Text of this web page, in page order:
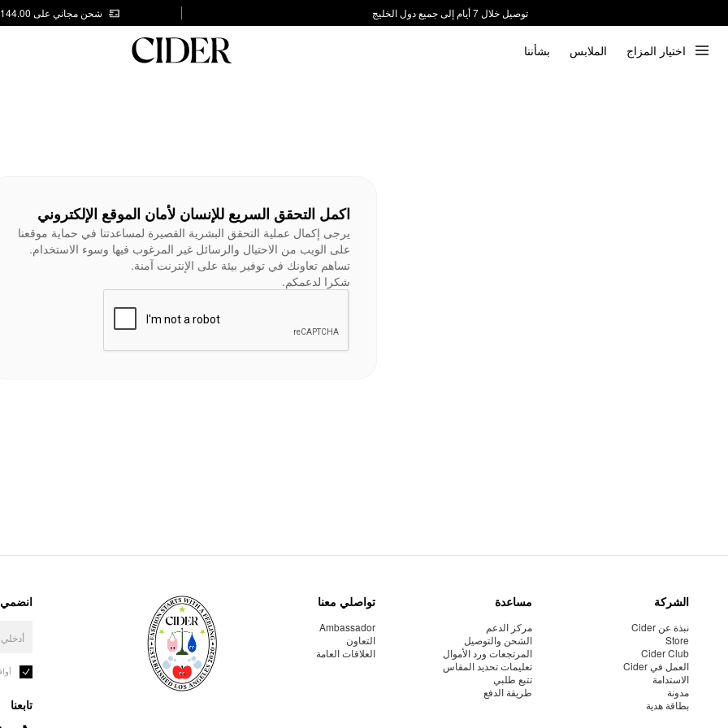
توصيل خلال 7 أيام إلى جميع دول الخليج
شحن مجاني على AED 144.00
اختيار المزاج الملابس بشأننا
اكمل التحقق السريع للإنسان لأمان الموقع الإلكتروني
يرجى إكمال عملية التحقق البشرية القصيرة لمساعدتنا في حماية موقعنا
على الويب من الاحتيال والرسائل غير المرغوب فيها وسوء الاستخدام.
تساهم تعاونك في توفير بيئة على الإنترنت آمنة.
شكرا لدعمكم.
الشركة
نبذة عن Cider
Store
Cider Club
العمل في Cider
الاستدامة
مدونة
بطاقة هدية
مساعدة
مركز الدعم
الشحن والتوصيل
المرتجعات ورد الأموال
تعليمات تحديد المقاس
تتبع طلبي
طريقة الدفع
تواصلي معنا
Ambassador
التعاون
العلاقات العامة
انضمي
تابعنا